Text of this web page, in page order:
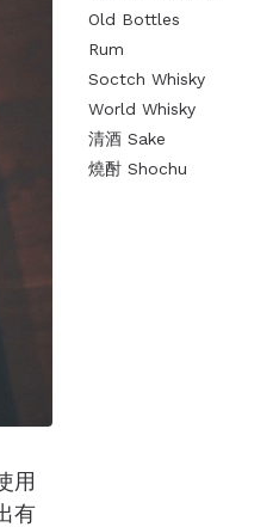
用
有
Old Bottles
Rum
Soctch Whisky
World Whisky
清酒 Sake
燒酎 Shochu